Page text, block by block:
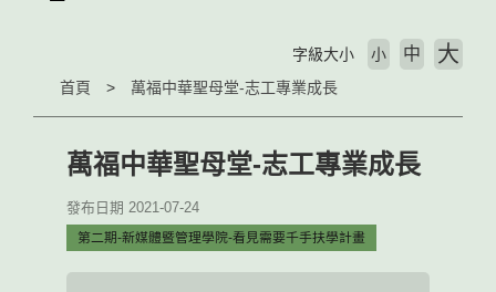
首頁 萬福中華聖母堂-志工專業成長
字級大小 小 中 大
萬福中華聖母堂-志工專業成長
發布日期 2021-07-24
第二期-新媒體暨管理學院-看見需要千手扶學計畫